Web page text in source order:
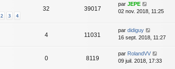
2 3 4
32 39017
par JEPE
02 nov. 2018, 11:25
4 11031
par didiguy
16 sept. 2018, 11:27
0 8119
par RolandVV
09 juil. 2018, 17:33